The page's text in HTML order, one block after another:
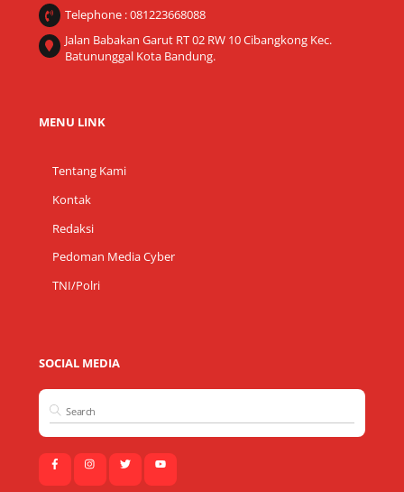
Telephone : 081223668088
Jalan Babakan Garut RT 02 RW 10 Cibangkong Kec.
Batununggal Kota Bandung.
MENU LINK
Tentang Kami
Kontak
Redaksi
Pedoman Media Cyber
TNI/Polri
SOCIAL MEDIA